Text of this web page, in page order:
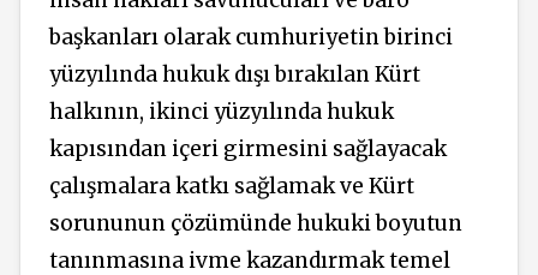
başkanları olarak cumhuriyetin birinci
yüzyılında hukuk dışı bırakılan Kürt
halkının, ikinci yüzyılında hukuk
kapısından içeri girmesini sağlayacak
çalışmalara katkı sağlamak ve Kürt
sorununun çözümünde hukuki boyutun
tanınmasına ivme kazandırmak temel